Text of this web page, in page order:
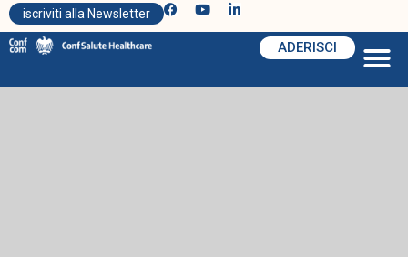
iscriviti alla Newsletter
ADERISCI